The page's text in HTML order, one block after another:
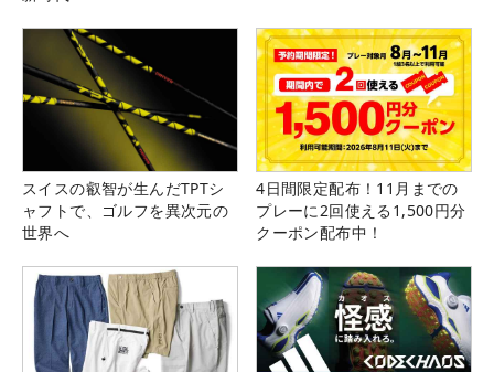
スイスの叡智が生んだTPTシ
ャフトで、ゴルフを異次元の
世界へ
4日間限定配布！11月までの
プレーに2回使える1,500円分
クーポン配布中！